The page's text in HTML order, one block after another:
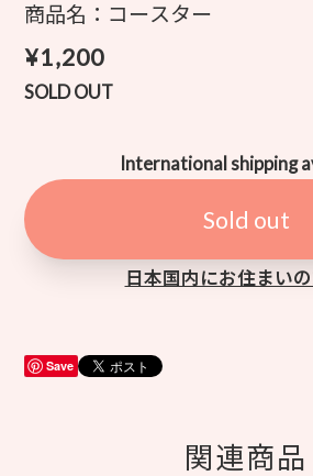
商品名：コースター
¥1,200
SOLD OUT
International shipping
Sold out
日本国内にお住まい
Save
関連商品